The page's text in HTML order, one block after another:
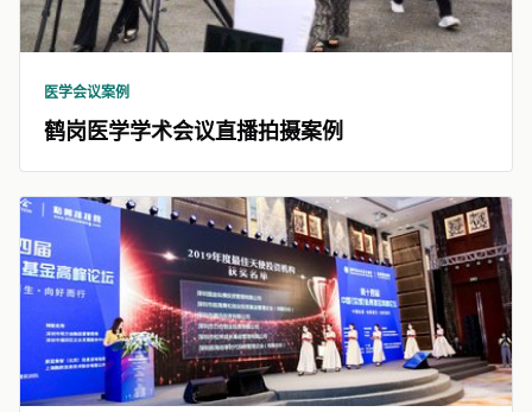
医学会议案例
鹤岗医学学术会议直播拍摄案例